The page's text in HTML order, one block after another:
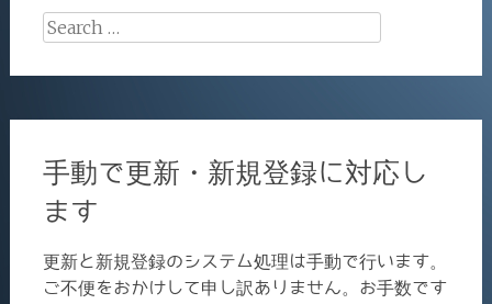
Search
手動で更新・新規登録に対応し
ます
更新と新規登録のシステム処理は手動で行います。
ご不便をおかけして申し訳ありません。お手数です